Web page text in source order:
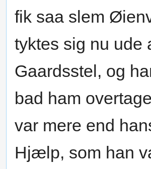
fik saa slem
tyktes sig nu ude
Gaardsstel, og
bad ham
var mere end
Hjælp, som han